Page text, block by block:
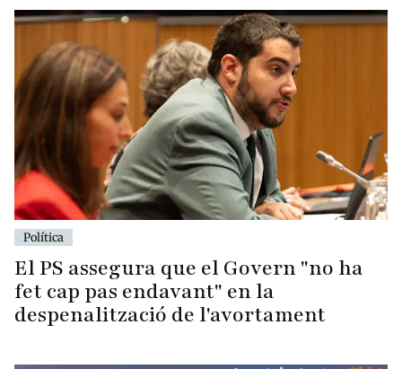
Política
El PS assegura que el Govern "no ha
fet cap pas endavant" en la
despenalització de l'avortament